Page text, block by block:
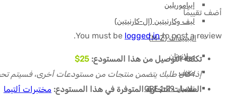
إيباموريلين
ليف وكارنيتين (إل-كارنيتين)
الببتيدات (M-Z)
ميلانوتان
مغف
تعديل GRF 1-29
أضف تقييمًا
You must be logged into post a review.
تكلفة التوصيل من هذا المستودع: 25$
إذا كان طلبك يتضمن منتجات من مستودعات أخرى، فسيتم
العلامات التجارية المتوفرة في هذا المستودع: مختبرات ألتيما